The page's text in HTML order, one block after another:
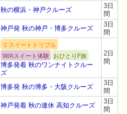
秋の横浜・神戸クルーズ
3日
間
神戸発 秋の神戸・博多クルーズ
3日
間
Ｃスイートトリプル
W/Aスイート体験
おひとりF旅
博多発着 秋のワンナイトクルー
ズ
2日
間
博多発 秋の博多・大阪クルーズ
3日
間
神戸発着 秋の連休 高知クルーズ
3日
間